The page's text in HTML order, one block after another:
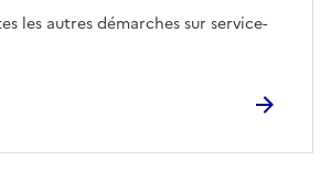
les autres démarches sur service-